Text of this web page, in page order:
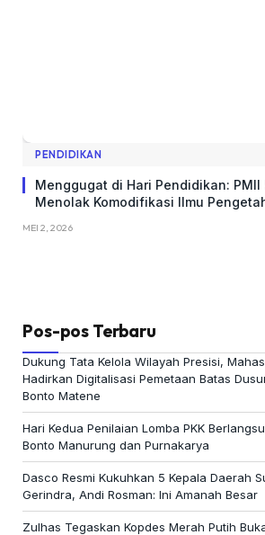
PENDIDIKAN
Menggugat di Hari Pendidikan: PMII
Menolak Komodifikasi Ilmu
MEI 2, 2026
Pos-pos Terbaru
Dukung Tata Kelola Wilayah Presisi,
Hadirkan Digitalisasi Pemetaan Batas
Bonto Matene
Hari Kedua Penilaian Lomba PKK
Bonto Manurung dan Purnakarya
Dasco Resmi Kukuhkan 5 Kepala Daerah
Gerindra, Andi Rosman: Ini Amanah Besar
Zulhas Tegaskan Kopdes Merah Putih